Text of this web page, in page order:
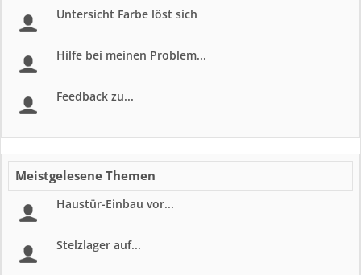
Untersicht Farbe löst sich
Hilfe bei meinen Problem...
Feedback zu...
Meistgelesene Themen
Haustür-Einbau vor...
Stelzlager auf...